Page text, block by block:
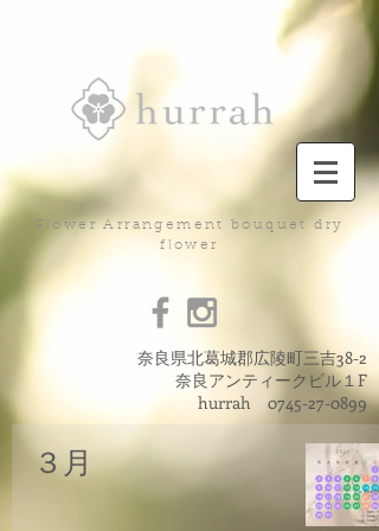
Flower Arrangement bouquet dry
flower
奈良県北葛城郡広陵町三吉38-2
奈良アンティークビル１F
hurrah 0745-27-0899
３月